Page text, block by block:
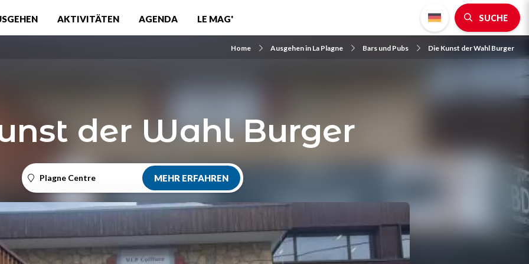
AKTIVITÄTEN AGENDA LE MAG' SUCHE
Home Ausgehen in La Plagne Bars und Pubs Die Kunst der Wahl Burger
der Wahl Burger
Plagne Centre MEHR ERFAHREN